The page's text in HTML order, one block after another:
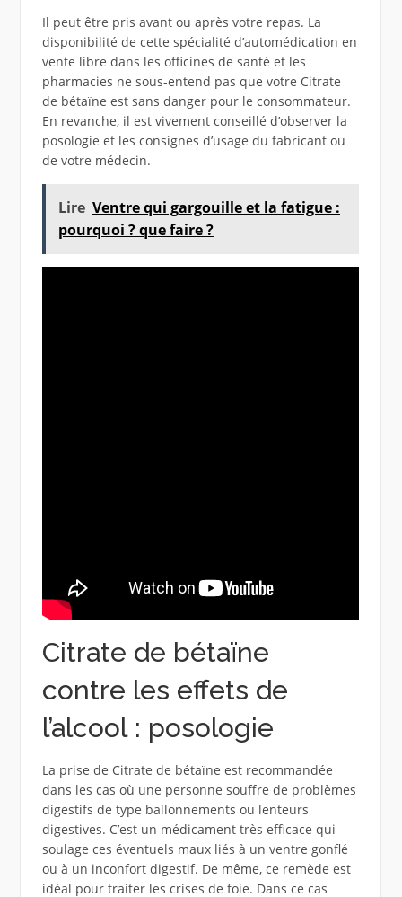
Il peut être pris avant ou après votre repas. La
disponibilité de cette spécialité d’automédication en
vente libre dans les officines de santé et les
pharmacies ne sous-entend pas que votre Citrate
de bétaïne est sans danger pour le consommateur.
En revanche, il est vivement conseillé d’observer la
posologie et les consignes d’usage du fabricant ou
de votre médecin.
Lire Ventre qui gargouille et la fatigue :
pourquoi ? que faire ?
Citrate de bétaïne
contre les effets de
l’alcool : posologie
La prise de Citrate de bétaïne est recommandée
dans les cas où une personne souffre de problèmes
digestifs de type ballonnements ou lenteurs
digestives. C’est un médicament très efficace qui
soulage ces éventuels maux liés à un ventre gonflé
ou à un inconfort digestif. De même, ce remède est
idéal pour traiter les crises de foie. Dans ce cas